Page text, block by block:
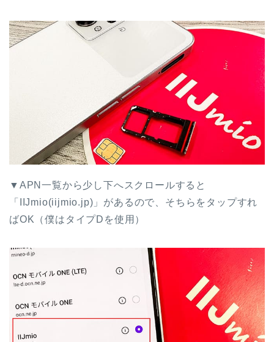
▼APN一覧から少し下へスクロールすると
「IIJmio(iijmio.jp)」があるので、そちらをタップすれ
ばOK（僕はタイプDを使用）